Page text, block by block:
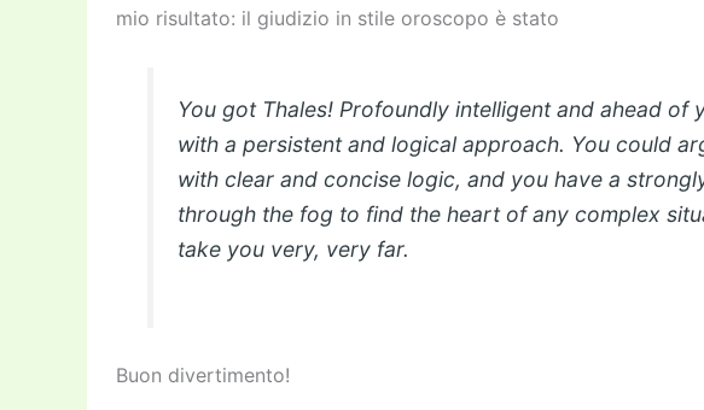
mio risultato: il giudizio in stile oroscopo è stato
You got Thales! Profoundly intelligent and ahead of
with a persistent and logical approach. You could
with clear and concise logic, and you have a
through the fog to find the heart of any complex
take you very, very far.
Buon divertimento!